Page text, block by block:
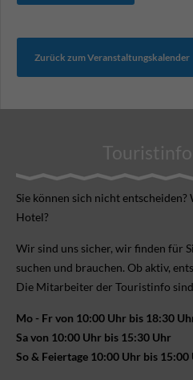
Zurück zum Veranstaltungskalender
Sie können sich nicht ent­scheiden?
Hotel?
Wir sind uns sicher, wir finden für
suchen und brauchen. Ob aktiv,
Die Mitarbeiter der Touristinfo
Mo - Fr von 10:00 Uhr bis 18:30
Sa von 10:00 Uhr bis 15:30 Uhr
So & Feiertage 10:00 Uhr bis 15:00